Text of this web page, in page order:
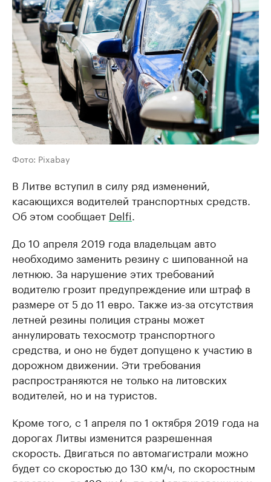
Фото: Pixabay
В Литве вступил в силу ряд изменений,
касающихся водителей транспортных средств.
Об этом сообщает Delfi
До 10 апреля 2019 года владельцам авто
необходимо заменить резину с шипованной на
летнюю. За нарушение этих требований
водителю грозит предупреждение или штраф в
размере от 5 до 11 евро. Также из-за отсутствия
летней резины полиция страны может
аннулировать техосмотр транспортного
средства, и оно не будет допущено к участию в
дорожном движении. Эти требования
распространяются не только на литовских
водителей, но и на туристов.
Кроме того, с 1 апреля по 1 октября 2019 года на
дорогах Литвы изменится разрешенная
скорость. Двигаться по автомагистрали можно
будет со скоростью до 130 км/ч, по скоростным